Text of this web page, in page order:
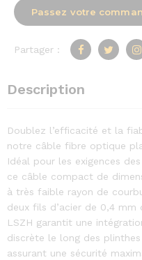
Passez votre
Partager :
Description
Doublez l’efficacité et la
notre câble fibre optique
Idéal pour les exigences
ce câble compact de
à très faible rayon de
deux fils d’acier de 0,4 mm
LSZH garantit une
discrète le long des
assurant une sécurité